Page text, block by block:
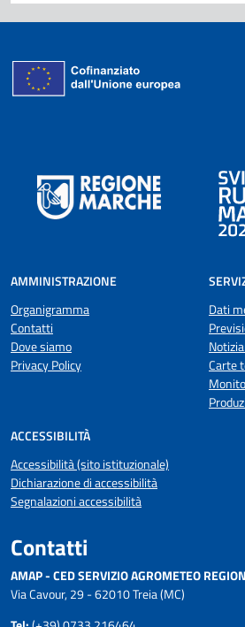
AMMINISTRAZIONE
Organigramma
Contatti
Dove siamo
Privacy Policy
Dati
Carte
ACCESSIBILITÀ
Accessibilità (sito istituzionale)
Dichiarazione di accessibilità
Segnalazioni accessibilità
Contatti
AMAP - CED SERVIZIO AGROMETEO
Via Cavour, 29 - 62010 Treia (MC)